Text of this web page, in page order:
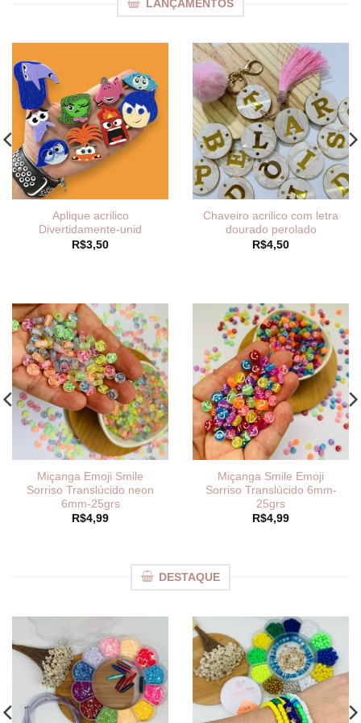
LANÇAMENTOS
Aplique acrilico
Divertidamente-unid
R$3,50
Chaveiro acrilico com letra
dourado perolado
R$4,50
Miçanga Emoji Smile
Sorriso Translúcido neon
6mm-25grs
R$4,99
Miçanga Smile Emoji
Sorriso Translúcido 6mm-
25grs
R$4,99
DESTAQUE